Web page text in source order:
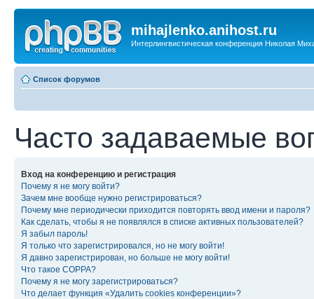
mihajlenko.anihost.ru
Интерлингвистическая конференция Николая
Список форумов
Часто задаваемые
Вход на конференцию и регистрация
Почему я не могу войти?
Зачем мне вообще нужно регистрироваться?
Почему мне периодически приходится повторять ввод имени и пароля?
Как сделать, чтобы я не появлялся в списке активных пользователей?
Я забыл пароль!
Я только что зарегистрировался, но не могу войти!
Я давно зарегистрирован, но больше не могу войти!
Что такое COPPA?
Почему я не могу зарегистрироваться?
Что делает функция «Удалить cookies конференции»?